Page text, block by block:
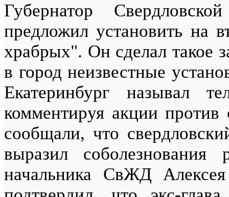
Губернатор
предложил установить на
храбрых". Он сделал такое
в город неизвестные
Екатеринбург называл
комментируя акции
сообщали, что
выразил
начальника СвЖД